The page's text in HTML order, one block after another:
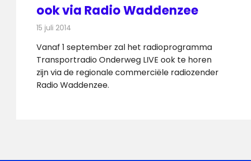
ook via Radio Waddenzee
15 juli 2014
Vanaf 1 september zal het radioprogramma
Transportradio Onderweg LIVE ook te horen
zijn via de regionale commerciële radiozender
Radio Waddenzee.